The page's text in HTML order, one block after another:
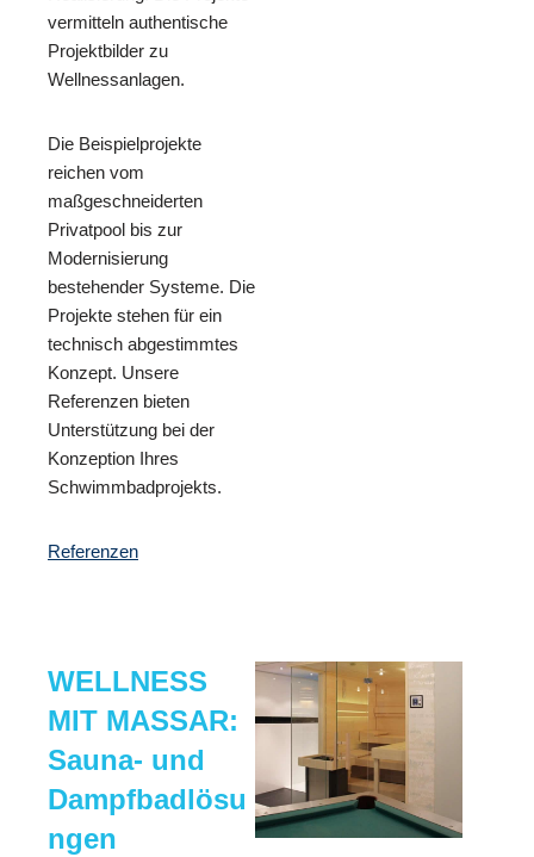
vermitteln authentische
Projektbilder zu
Wellnessanlagen.
Die Beispielprojekte
reichen vom
maßgeschneiderten
Privatpool bis zur
Modernisierung
bestehender Systeme. Die
Projekte stehen für ein
technisch abgestimmtes
Konzept. Unsere
Referenzen bieten
Unterstützung bei der
Konzeption Ihres
Schwimmbadprojekts.
Referenzen
WELLNESS
MIT MASSAR:
Sauna- und
Dampfbadlösu
ngen